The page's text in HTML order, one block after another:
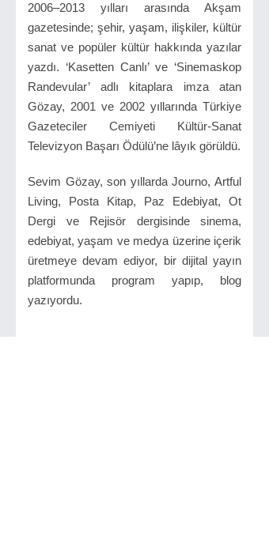
2006–2013 yılları arasında Akşam
gazetesinde; şehir, yaşam, ilişkiler, kültür
sanat ve popüler kültür hakkında yazılar
yazdı. ‘Kasetten Canlı’ ve ‘Sinemaskop
Randevular’ adlı kitaplara imza atan
Gözay, 2001 ve 2002 yıllarında Türkiye
Gazeteciler Cemiyeti Kültür-Sanat
Televizyon Başarı Ödülü’ne lâyık görüldü.
Sevim Gözay, son yıllarda Journo, Artful
Living, Posta Kitap, Paz Edebiyat, Ot
Dergi ve Rejisör dergisinde sinema,
edebiyat, yaşam ve medya üzerine içerik
üretmeye devam ediyor, bir dijital yayın
platformunda program yapıp, blog
yazıyordu.